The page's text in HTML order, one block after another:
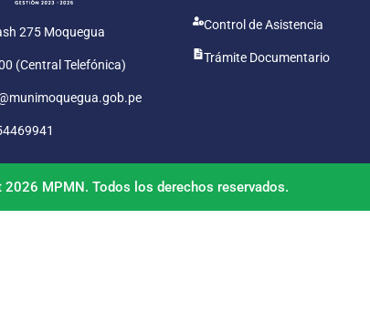
275 Moquegua
(Central Telefónica)
Control de Asistencia
Trámite Documentario
MPMN. Todos los derechos reservados.